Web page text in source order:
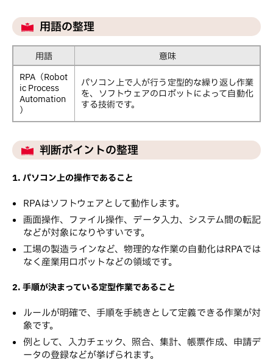
用語の整理
用語
意味
RPA（Robot
ic Process
Automation
）
パソコン上で人が行う定型的な繰り返し作業
を、ソフトウェアのロボットによって自動化
する技術です。
判断ポイントの整理
1. パソコン上の操作であること
RPAはソフトウェアとして動作します。
画面操作、ファイル操作、データ入力、システム間の転記
などが対象になりやすいです。
工場の製造ラインなど、物理的な作業の自動化はRPAでは
なく産業用ロボットなどの領域です。
2. 手順が決まっている定型作業であること
ルールが明確で、手順を手続きとして定義できる作業が対
象です。
例として、入力チェック、照合、集計、帳票作成、申請デ
ータの登録などが挙げられます。